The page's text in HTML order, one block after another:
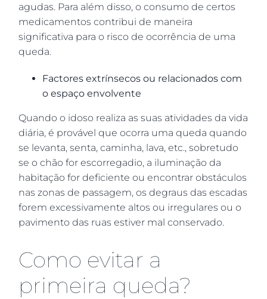
agudas. Para além disso, o consumo de certos
medicamentos contribui de maneira
significativa para o risco de ocorrência de uma
queda.
Factores extrínsecos ou relacionados com
o espaço envolvente
Quando o idoso realiza as suas atividades da vida
diária, é provável que ocorra uma queda quando
se levanta, senta, caminha, lava, etc., sobretudo
se o chão for escorregadio, a iluminação da
habitação for deficiente ou encontrar obstáculos
nas zonas de passagem, os degraus das escadas
forem excessivamente altos ou irregulares ou o
pavimento das ruas estiver mal conservado.
Como evitar a
primeira queda?